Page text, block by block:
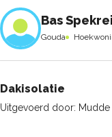
Bas
Gouda
Dakisolatie
Uitgevoerd door: